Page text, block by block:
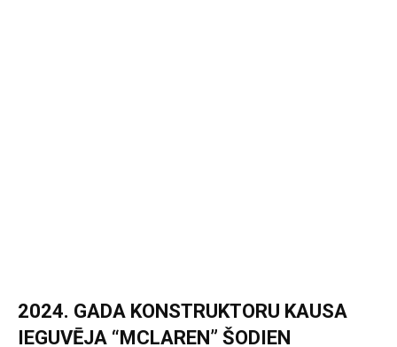
2024. GADA KONSTRUKTORU KAUSA
IEGUVĒJA “MCLAREN” ŠODIEN